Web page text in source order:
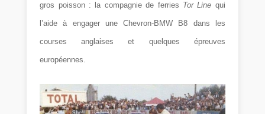
gros poisson : la compagnie de ferries Tor Line qui
l’aide à engager une Chevron-BMW B8 dans les
courses anglaises et quelques épreuves
européennes.